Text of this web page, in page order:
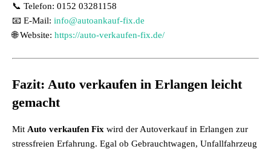
📞 Telefon: 0152 03281158
📧 E-Mail: info@autoankauf-fix.de
🌐 Website: https://auto-verkaufen-fix.de/
Fazit: Auto verkaufen in Erlangen leicht
gemacht
Mit Auto verkaufen Fix wird der Autoverkauf in Erlangen zur
stressfreien Erfahrung. Egal ob Gebrauchtwagen, Unfallfahrzeug